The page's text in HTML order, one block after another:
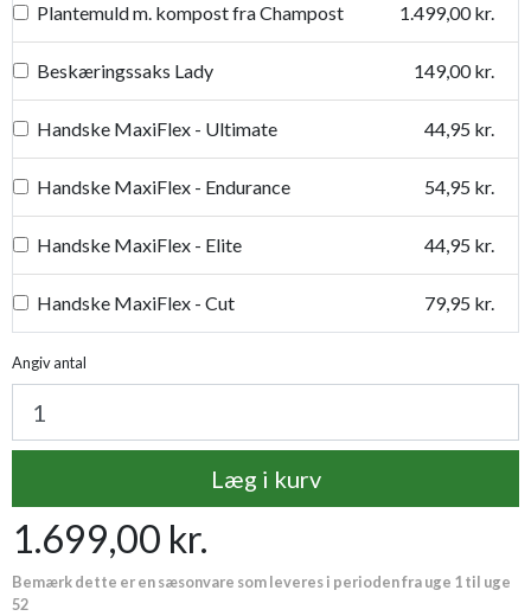
Plantemuld m. kompost fra Champost 1.499,00 kr.
Beskæringssaks Lady 149,00 kr.
Handske MaxiFlex - Ultimate 44,95 kr.
Handske MaxiFlex - Endurance 54,95 kr.
Handske MaxiFlex - Elite 44,95 kr.
Handske MaxiFlex - Cut 79,95 kr.
Handske MaxiDry
Plantetorvets grønne vandingspose 75 liter
Premium læder handske Flutter
Proffesionel vandingspose 100 liter 149,95 kr.
Angiv antal
Læg i kurv
1.699,00 kr.
Bemærk dette er en sæsonvare som leveres i perioden fra uge 1 til uge
52